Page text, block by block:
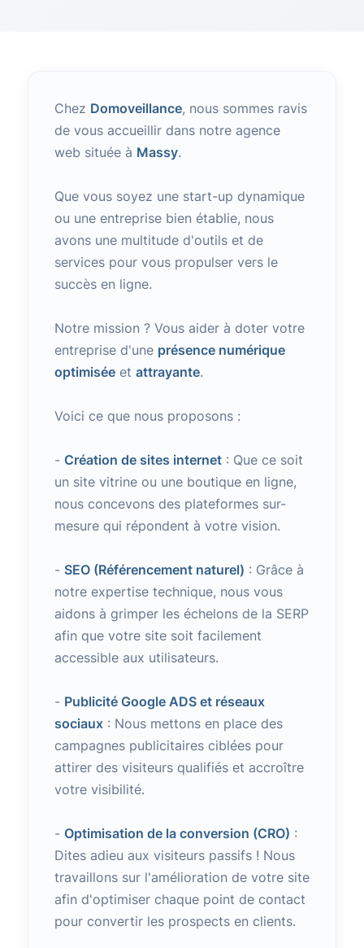
Chez Domoveillance, nous sommes ravis
de vous accueillir dans notre agence
web située à Massy.
Que vous soyez une start-up dynamique
ou une entreprise bien établie, nous
avons une multitude d'outils et de
services pour vous propulser vers le
succès en ligne.
Notre mission ? Vous aider à doter votre
entreprise d'une présence numérique
optimiséeet attrayante.
Voici ce que nous proposons :
- Création de sites internet: Que ce soit
un site vitrine ou une boutique en ligne,
nous concevons des plateformes sur-
mesure qui répondent à votre vision.
- SEO (Référencement naturel) : Grâce à
notre expertise technique, nous vous
aidons à grimper les échelons de la SERP
afin que votre site soit facilement
accessible aux utilisateurs.
- Publicité Google ADS et réseaux
sociaux: Nous mettons en place des
campagnes publicitaires ciblées pour
attirer des visiteurs qualifiés et accroître
votre visibilité.
- Optimisation de la conversion (CRO) :
Dites adieu aux visiteurs passifs ! Nous
travaillons sur l'amélioration de votre site
afin d'optimiser chaque point de contact
pour convertir les prospects en clients.